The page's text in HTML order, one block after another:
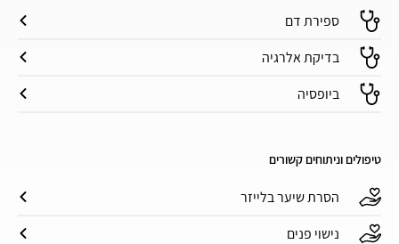
ספירת דם
בדיקת אלרגיה
ביופסיה
טיפולים וניתוחים קשורים
הסרת שיער בלייזר
נישוי פנים